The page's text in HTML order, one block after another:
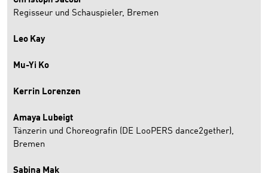
Regisseur und Schauspieler, Bremen
Leo Kay
Mu-Yi Ko
Kerrin Lorenzen
Amaya Lubeigt
Tänzerin und Choreografin (DE LooPERS dance2gether),
Bremen
Sabina Mak